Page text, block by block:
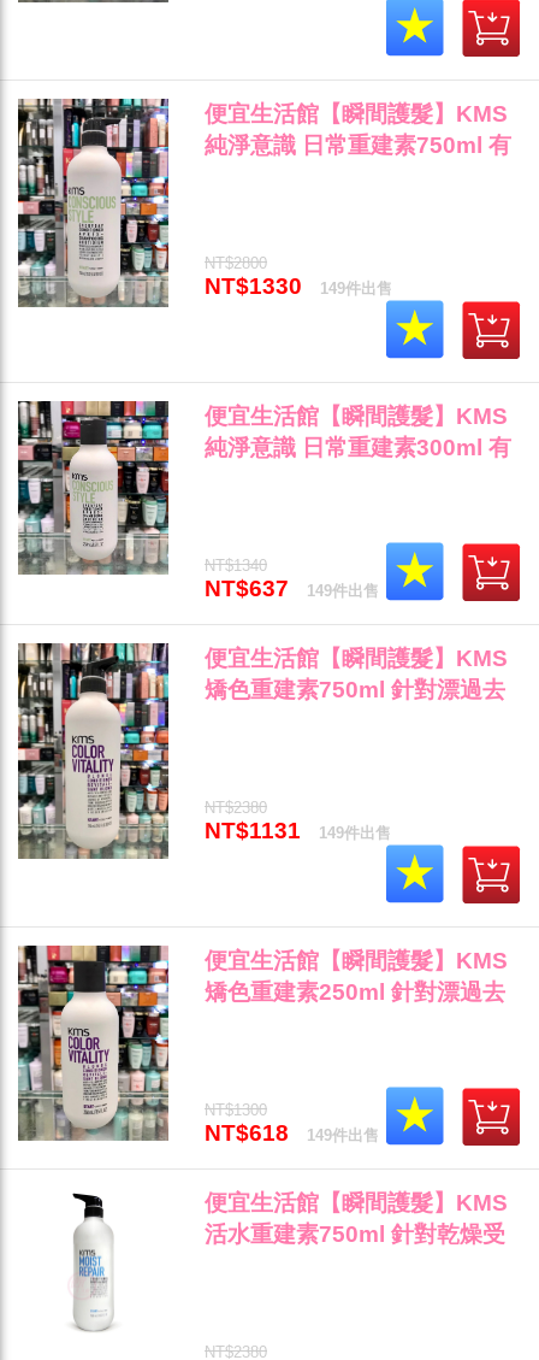
便宜生活館【瞬間護髮】KMS
純淨意識 日常重建素750ml 有
NT$2800
NT$1330 149件出售
便宜生活館【瞬間護髮】KMS
純淨意識 日常重建素300ml 有
NT$1340
NT$637 149件出售
便宜生活館【瞬間護髮】KMS
矯色重建素750ml 針對漂過去
NT$2380
NT$1131 149件出售
便宜生活館【瞬間護髮】KMS
矯色重建素250ml 針對漂過去
NT$1300
NT$618 149件出售
便宜生活館【瞬間護髮】KMS
活水重建素750ml 針對乾燥受
NT$2380